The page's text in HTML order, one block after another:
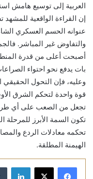
العربية إلى توسيع هامش
إن القراءة الواقعية
عنوانه الحسم العسكري
والتفاوض غير المباشر.
أصبحت أعلى من قدرة
بات يدفع نحو احتواء
وعليه، فإن التحول
قوة واحدة لتحكم الشرق
تجعل من الصعب على أي
تكون السمة الأبرز
تحكمه معادلات الردع
الهيمنة المطلقة.